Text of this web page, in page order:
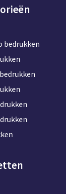
bedrukken